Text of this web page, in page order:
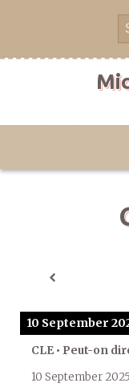
10 September
CLE • Peut-on
10 September 2025